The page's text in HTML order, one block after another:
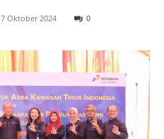
7 Oktober 2024 0